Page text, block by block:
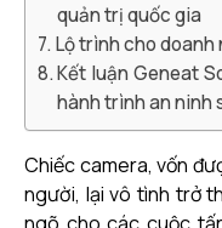
quản trị quốc gia
Lộ trình cho
Kết luận Geneat
hành trình an ninh
Chiếc camera, vốn
người, lại vô tình trở